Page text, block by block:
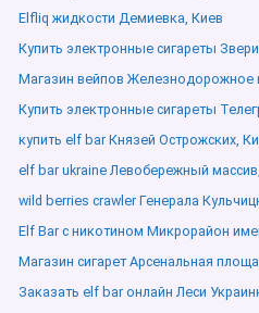
Elfliq жидкости Демиевка, Киев
Купить электронные сигареты
Магазин вейпов Железнодорожное
Купить электронные сигареты
купить elf bar Князей Острожских,
elf bar ukraine Левобережный
wild berries crawler Генерала
Elf Bar с никотином Микрорайон
Магазин сигарет Арсенальная
Заказать elf bar онлайн Леси